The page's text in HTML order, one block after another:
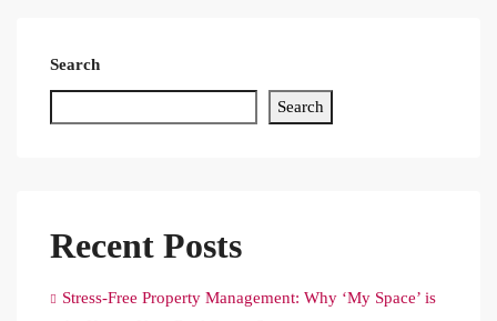
Search
Search
Recent Posts
Stress-Free Property Management: Why ‘My Space’ is